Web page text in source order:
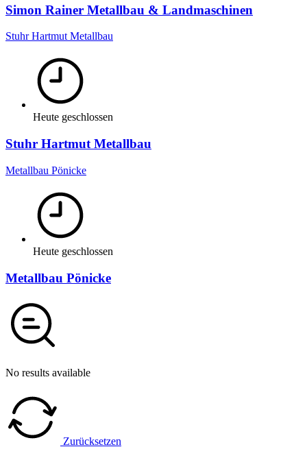
Simon Rainer Metallbau & Landmaschinen
Stuhr Hartmut Metallbau
Heute geschlossen
Stuhr Hartmut Metallbau
Metallbau Pönicke
Heute geschlossen
Metallbau Pönicke
No results available
Zurücksetzen